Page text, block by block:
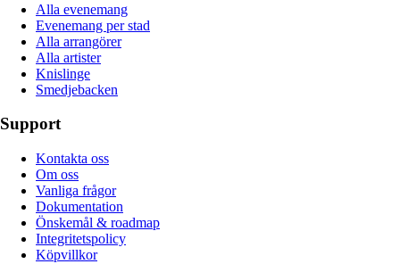
Alla evenemang
Evenemang per stad
Alla arrangörer
Alla artister
Knislinge
Smedjebacken
Support
Kontakta oss
Om oss
Vanliga frågor
Dokumentation
Önskemål & roadmap
Integritetspolicy
Köpvillkor